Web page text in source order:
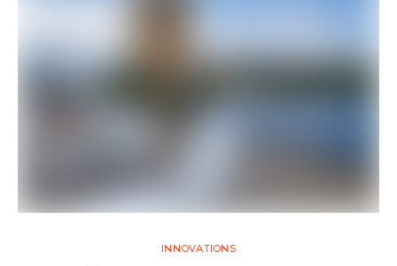
INNOVATIONS